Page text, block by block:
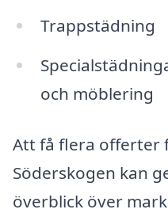
Trappstädning
och möblering
Att få flera offerter
Söderskogen kan
överblick över